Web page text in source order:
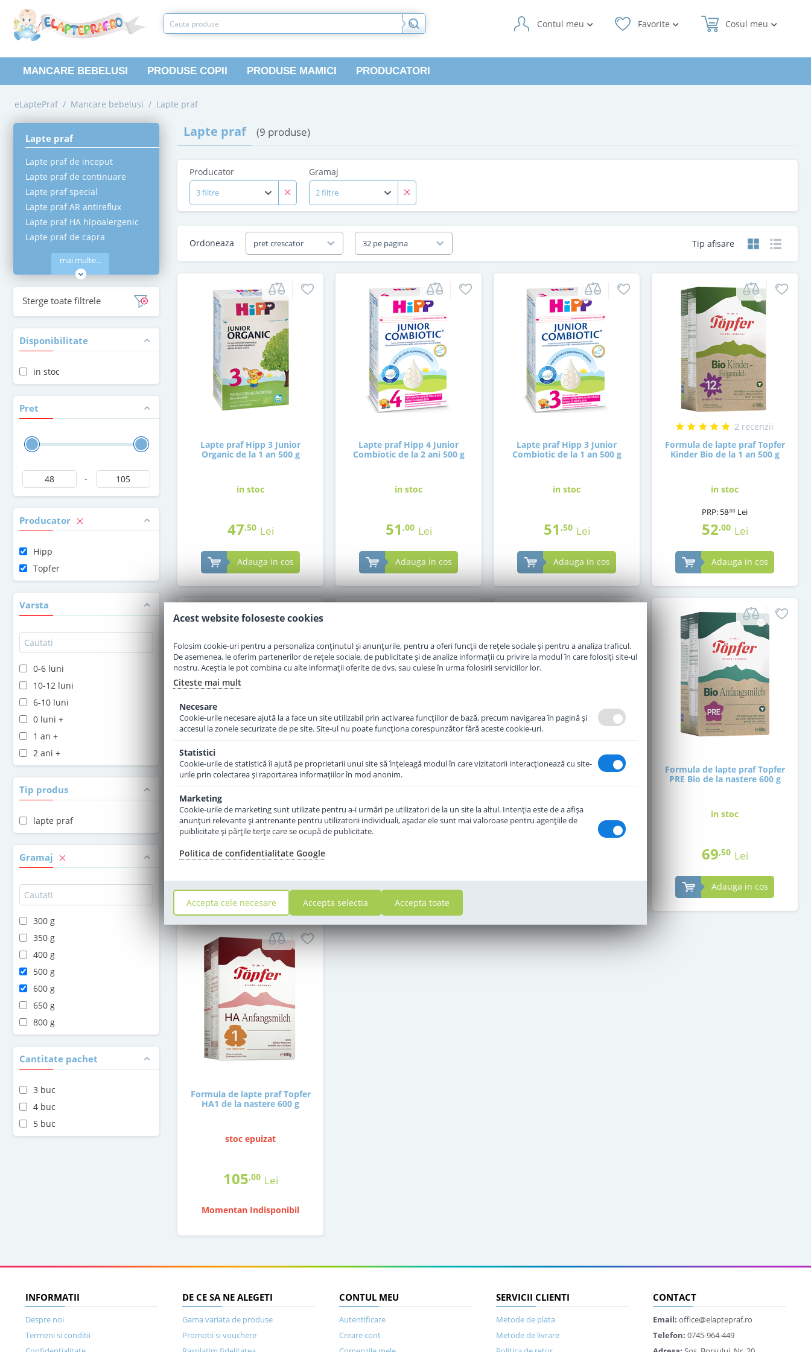
Cosul meu
Favorite
Contul meu
MANCARE BEBELUSI PRODUSE COPII PRODUSE MAMICI PRODUCATORI
eLaptePraf / Mancare bebelusi / Lapte praf
Lapte praf
Lapte praf de inceput
Lapte praf de continuare
Lapte praf special
Lapte praf AR antireflux
Lapte praf HA hipoalergenic
Lapte praf de capra
mai multe...
Sterge toate filtrele
Disponibilitate
in stoc
Pret
-
Producator
Hipp
Topfer
Varsta
0-6 luni
10-12 luni
6-10 luni
0 luni +
1 an +
2 ani +
Tip produs
lapte praf
Gramaj
300 g
350 g
400 g
500 g
600 g
650 g
800 g
Cantitate pachet
3 buc
4 buc
5 buc
Lapte praf (9 produse)
Producator
3 filtre
Gramaj
2 filtre
Tip afisare
Ordoneaza pret crescator 32 pe pagina
Lapte praf Hipp 3 Junior
Organic de la 1 an 500 g
in stoc
47,50 Lei
Adauga in cos
Lapte praf Hipp 4 Junior
Combiotic de la 2 ani 500 g
in stoc
51 ,00 Lei
Adauga in cos
Lapte praf Hipp 3 Junior
Combiotic de la 1 an 500 g
in stoc
51 ,50 Lei
Adauga in cos
2 recenzii
Formula de lapte praf Topfer
Kinder Bio de la 1 an 500 g
in stoc
PRP: 58,00 Lei
52,00 Lei
Adauga in cos
Formula de lapte praf Topfer
1 Bio de la nastere 600 g
in stoc
69,00 Lei
Formula de lapte praf Topfer
2 Bio de la 6 luni 600 g
in stoc
Formula de lapte praf Topfer
in stoc
Formula de lapte praf Topfer
PRE Bio de la nastere 600 g
in stoc
69,50 Lei
Adauga in cos
Formula de lapte praf Topfer
HA1 de la nastere 600 g
stoc epuizat
105,00 Lei
Momentan Indisponibil
INFORMATII
Despre noi
Termeni si conditii
DE CE SA NE ALEGETI
Gama variata de produse
Promotii si vouchere
CONTUL MEU
Autentificare
Creare cont
SERVICII CLIENTI
Metode de plata
Metode de livrare
CONTACT
Email: office@elaptepraf.ro
Telefon: 0745-964-449
Acest website foloseste cookies
Folosim cookie-uri pentru a personaliza conținutul și anunțurile, pentru a oferi funcții de rețele sociale și pentru a analiza traficul.
De asemenea, le oferim partenerilor de rețele sociale, de publicitate și de analize informații cu privire la modul în care folosiți site-ul
nostru. Aceștia le pot combina cu alte informații oferite de dvs. sau culese în urma folosirii serviciilor lor.
Citeste mai mult
Necesare
Cookie-urile necesare ajută la a face un site utilizabil prin activarea funcţiilor de bază, precum navigarea în pagină şi
accesul la zonele securizate de pe site. Site-ul nu poate funcţiona corespunzător fără aceste cookie-uri.
Statistici
Cookie-urile de statistică îi ajută pe proprietarii unui site să înţeleagă modul în care vizitatorii interacţionează cu site-
urile prin colectarea şi raportarea informaţiilor în mod anonim.
Marketing
Cookie-urile de marketing sunt utilizate pentru a-i urmări pe utilizatori de la un site la altul. Intenţia este de a afişa
anunţuri relevante şi antrenante pentru utilizatorii individuali, aşadar ele sunt mai valoroase pentru agenţiile de
puiblicitate şi părţile terţe care se ocupă de publicitate.
Politica de confidentialitate Google
Accepta cele necesare Accepta selectia Accepta toate